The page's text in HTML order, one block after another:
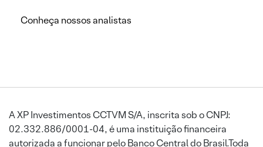
Conheça nossos analistas
A XP Investimentos CCTVM S/A, inscrita sob o CNPJ:
02.332.886/0001-04, é uma instituição financeira
autorizada a funcionar pelo Banco Central do Brasil.Toda